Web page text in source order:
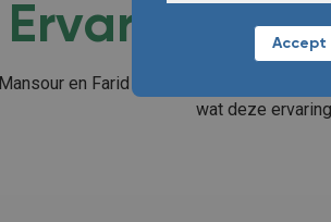
Accept
Ervaringen
Mansour en Farid volgden eerder interne
wat deze